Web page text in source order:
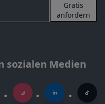
Gratis
anfordern
sozialen Medien